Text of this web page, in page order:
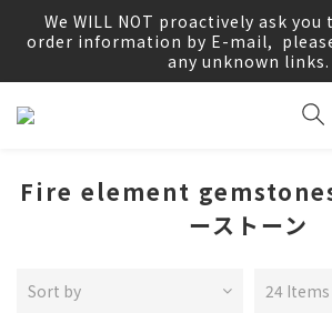
Worldwide Delivery ♡♡ We
international cards！世界中に配送♡♡
国際カードがご利用いただけ
We WILL NOT proactively ask
order information by E-mail,
any unknown links.
Worldwide Delivery ♡♡ We
international cards！世界中に配送
Fire element gemstones
ーストーン
Sort by 24